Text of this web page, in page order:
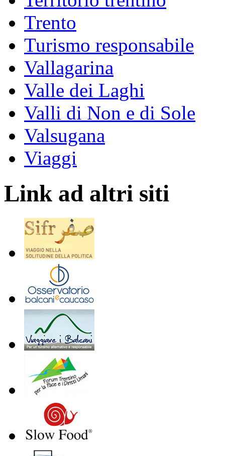
Trento
Turismo responsabile
Vallagarina
Valle dei Laghi
Valli di Non e di Sole
Valsugana
Viaggi
Link ad altri siti